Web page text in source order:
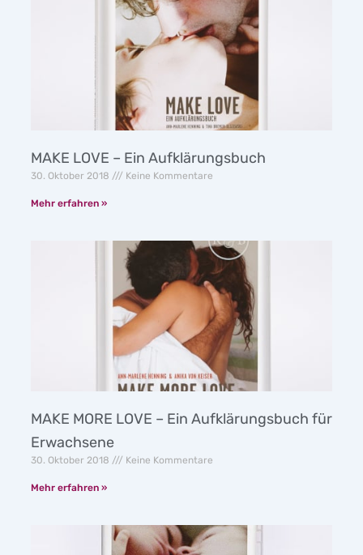
MAKE LOVE – Ein Aufklärungsbuch
30. Oktober 2018 Keine Kommentare
Mehr erfahren »
MAKE MORE LOVE – Ein Aufklärungsbuch für
Erwachsene
30. Oktober 2018 Keine Kommentare
Mehr erfahren »